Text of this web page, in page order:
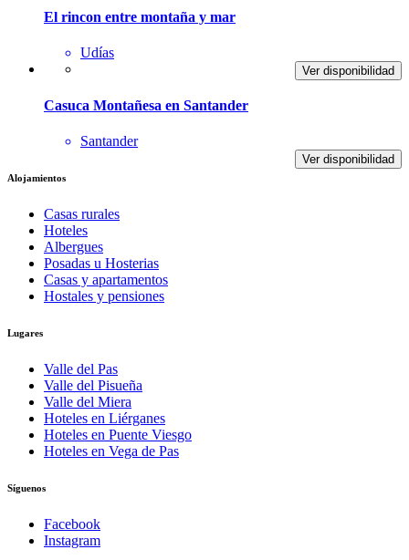
El rincon entre montaña y mar
Udías
Ver disponibilidad
Casuca Montañesa en Santander
Santander
Ver disponibilidad
Alojamientos
Casas rurales
Hoteles
Albergues
Posadas u Hosterias
Casas y apartamentos
Hostales y pensiones
Lugares
Valle del Pas
Valle del Pisueña
Valle del Miera
Hoteles en Liérganes
Hoteles en Puente Viesgo
Hoteles en Vega de Pas
Síguenos
Facebook
Instagram